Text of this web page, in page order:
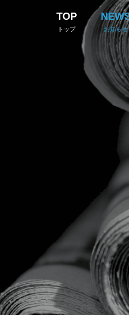
TOP
トップ お知らせ